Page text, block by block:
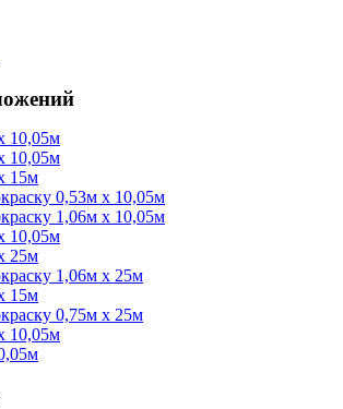
10,05м
10,05м
15м
0,53м x 10,05м
1,06м х 10,05м
10,05м
25м
1,06м x 25м
15м
0,75м x 25м
10,05м